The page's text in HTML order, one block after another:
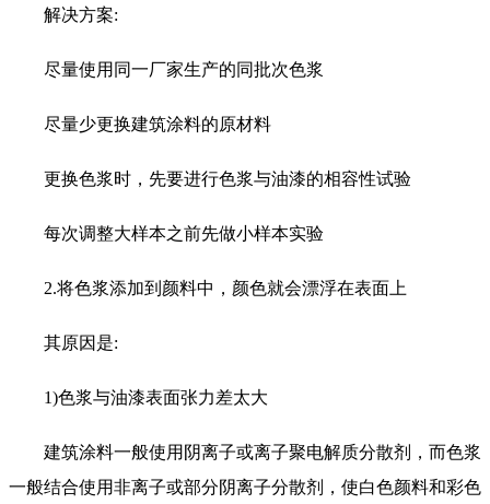
解决方案:
尽量使用同一厂家生产的同批次色浆
尽量少更换建筑涂料的原材料
更换色浆时，先要进行色浆与油漆的相容性试验
每次调整大样本之前先做小样本实验
2.将色浆添加到颜料中，颜色就会漂浮在表面上
其原因是:
1)色浆与油漆表面张力差太大
建筑涂料一般使用阴离子或离子聚电解质分散剂，而色浆
一般结合使用非离子或部分阴离子分散剂，使白色颜料和彩色